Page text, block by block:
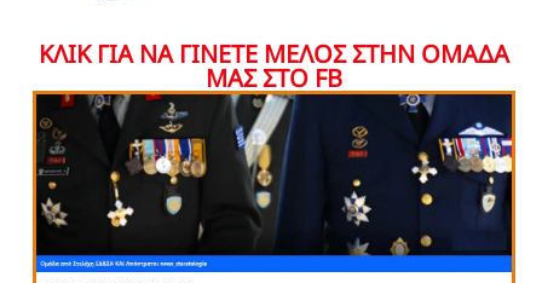
ΚΛΙΚ ΓΙΑ ΝΑ ΓΙΝΕΤΕ ΜΕΛΟΣ ΣΤΗΝ ΟΜΑΔΑ
ΜΑΣ ΣΤΟ FB